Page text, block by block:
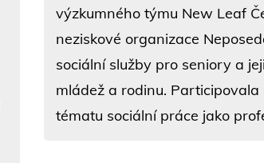
výzkumného týmu New Leaf
neziskové organizace
sociální služby pro seniory a
mládež a rodinu.
tématu sociální práce jako